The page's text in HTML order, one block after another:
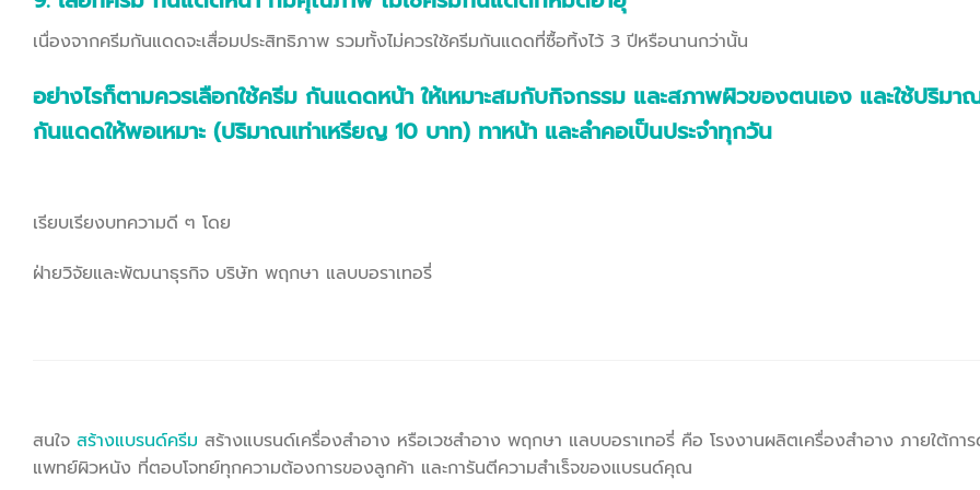
เนื่องจากครีมกันแดดจะเสื่อมประสิทธิภาพ รวมทั้งไม่ควรใช้ครีมกันแดดที่ซื้อทิ้งไว้ 3 ปีหรือนานกว่านั้น
อย่างไรก็ตามควรเลือกใช้ครีม กันแดดหน้า ให้เหมาะสมกับกิจกรรม และสภาพผิวของตนเอง และใช้ปริมา
กันแดดให้พอเหมาะ (ปริมาณเท่าเหรียญ 10 บาท) ทาหน้า และลำคอเป็นประจำทุกวัน
เรียบเรียงบทความดี ๆ โดย
ฝ่ายวิจัยและพัฒนาธุรกิจ บริษัท พฤกษา แลบบอราเทอรี่
สนใจ สร้างแบรนด์ครีม สร้างแบรนด์เครื่องสำอาง หรือเวชสำอาง พฤกษา แลบบอราเทอรี่ คือ โรงงานผลิตเครื่องสำอาง ภายใต้กา
แพทย์ผิวหนัง ที่ตอบโจทย์ทุกความต้องการของลูกค้า และการันตีความสำเร็จของแบรนด์คุณ